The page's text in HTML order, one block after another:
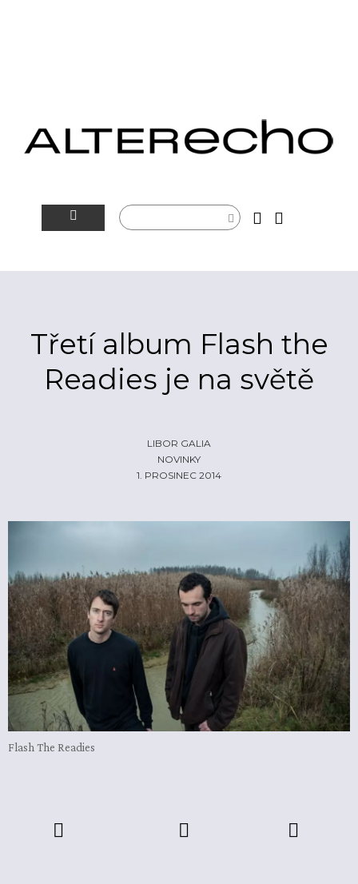
ARTEIN
ECHOLOKÁTOR
ROZHOVORY
EHP/NORSKÉ FONDY
KONTAKTY
Třetí album Flash the
Readies je na světě
LIBOR GALIA
NOVINKY
1. PROSINEC 2014
Flash The Readies